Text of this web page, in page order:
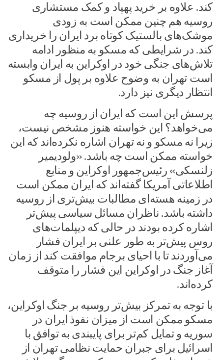
کند. علاوه بر خرید پهپاد و کمک مستشاری
روسیه هم چنین ممکن است به زودی
موشک‌های بالستیک کوتاه برد ایران را خریداری
کند. در شرایطی که مسکو به منظور ادامه
تلاش‌های جنگی خود در اوکراین به ایران وابسته
است تهران به وضوح علاوه بر پول از مسکو
انتظار دیگری نیز دارد.
پرسش این است که ایران از روسیه چه
می‌خواهد؟ این خواسته هنوز مشخص نیست،
زیرا نه مسکو و نه تهران اشاره نکرده‌اند که این
خواسته ممکن است چه باشد. «ولودیمیر
زلنسکی» رئیس‌جمهور اوکراین و منابع
اطلاعاتی آمریکا گفته‌اند که ایران ممکن است
در زمینه هسته‌ای مطالبات بیش‌تری از روسیه
داشته باشد. ناظران مسائل سیاسی پیش‌تر
اشاره کرده بودند در حالی که دیپلمات‌های
روس پیش‌تر به طور علنی بر ایران فشار
می‌آوردند تا با احیای برجام موافقت کند از زمان
آغاز جنگ در اوکراین این فشار را متوقف
کرده‌اند.
با توجه به تمرکز بیش‌تر روسیه بر جنگ اوکراین،
مسکو ممکن است از میزان نفوذ ایران در
سوریه و تمایل کم‌تر برای پایبندی به توافق با
اسرائیل برای جبران حمایت نظامی تهران از